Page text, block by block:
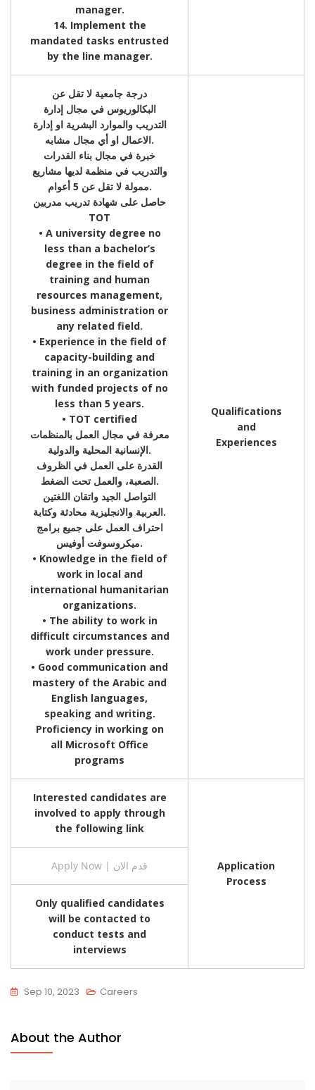
manager.
14. Implement the
mandated tasks entrusted
by the line manager.
درجة جامعية لا تقل عن
البكالوريوس في مجال إدارة
التدريب والموارد البشرية او إدارة
الاعمال او أي مجال مشابه.
خبرة في مجال بناء القدرات
والتدريب في منظمة لديها مشاريع
ممولة لا تقل عن 5 أعوام.
حاصل على شهادة تدريب مدربين
TOT
• A university degree no
less than a bachelor’s
degree in the field of
training and human
resources management,
business administration or
any related field.
• Experience in the field of
capacity-building and
training in an organization
with funded projects of no
less than 5 years.
• TOT certified
معرفة في مجال العمل بالمنظمات
الإنسانية المحلية والدولية.
القدرة على العمل في الظروف
الصعبة، والعمل تحت الضغط.
التواصل الجيد واتقان اللغتين
العربية والانجليزية محادثة وكتابة.
احتراف العمل على جميع برامج
ميكروسوفت أوفيس.
• Knowledge in the field of
work in local and
international humanitarian
organizations.
• The ability to work in
difficult circumstances and
work under pressure.
• Good communication and
mastery of the Arabic and
English languages,
speaking and writing.
Proficiency in working on
all Microsoft Office
programs
Qualifications
and
Experiences
Interested candidates are
involved to apply through
the following link
Application
Process
Apply Now | قدم الان
Only qualified candidates
will be contacted to
conduct tests and
interviews
Sep 10, 2023 Careers
About the Author